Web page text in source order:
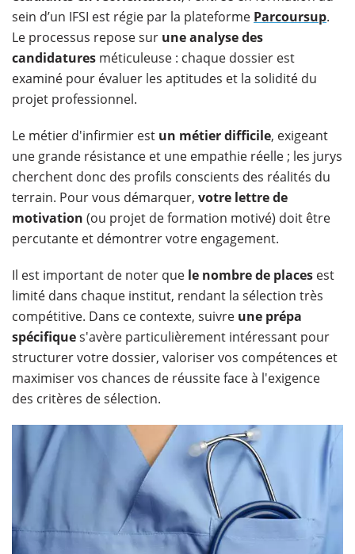
sein d’un IFSI est régie par la plateforme Parcoursup.
Le processus repose sur une analyse des
candidatures méticuleuse : chaque dossier est
examiné pour évaluer les aptitudes et la solidité du
projet professionnel.
Le métier d'infirmier est un métier difficile, exigeant
une grande résistance et une empathie réelle ; les jurys
cherchent donc des profils conscients des réalités du
terrain. Pour vous démarquer, votre lettre de
motivation (ou projet de formation motivé) doit être
percutante et démontrer votre engagement.
Il est important de noter que le nombre de places est
limité dans chaque institut, rendant la sélection très
compétitive. Dans ce contexte, suivre une prépa
spécifiques'avère particulièrement intéressant pour
structurer votre dossier, valoriser vos compétences et
maximiser vos chances de réussite face à l'exigence
des critères de sélection.